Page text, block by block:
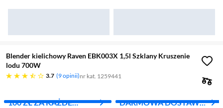
Blender kielichowy Raven EBK003X 1,5l Szklany Kruszenie
lodu 700W
3.7
3.7 gwiazdek 9 opinii nr kat. 1259441
100 ZŁ ZA KAŻDE
DARMOWA DOSTAWA